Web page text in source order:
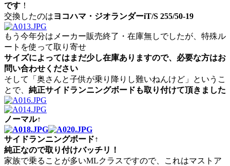
です ！
交換したのはヨコハマ・ジオランダーiT/S 255/50-19
もう今年分はメーカー販売終了・在庫無しでしたが、特殊ル
ートを使って取り寄せ
サイズによってはまだ少し在庫ありますので、必要な方はお
問い合わせください
そして「奥さんと子供が乗り降りし難いねんけど」というこ
とで、 純正サイドランニングボードも取り付けて頂きました
ノーマル↑
サイドランニングボード↑
純正なので取り付けバッチリ！
家族で乗ることが多いMLクラスですので、これはマストア